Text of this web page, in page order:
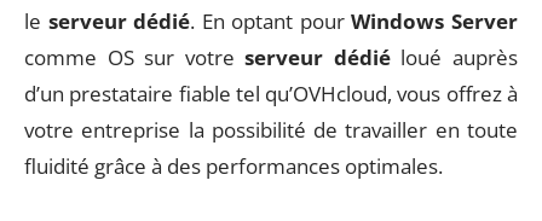
le serveur dédié. En optant pourWindows Server
comme OS sur votreserveur dédiéloué auprès
d’un prestataire fiable tel qu’OVHcloud, vous offrez à
votre entreprise la possibilité de travailler en toute
fluidité grâce à des performances optimales.